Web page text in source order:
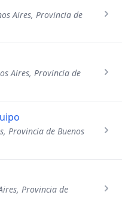
Aires, Provincia de
Aires, Provincia de
Provincia de Buenos
Provincia de